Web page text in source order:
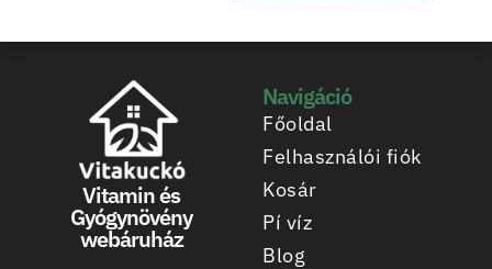
Vitamin és
Gyógynövény
webáruház
Navigáció
Főoldal
Felhasználói fiók
Kosár
Pí víz
Blog